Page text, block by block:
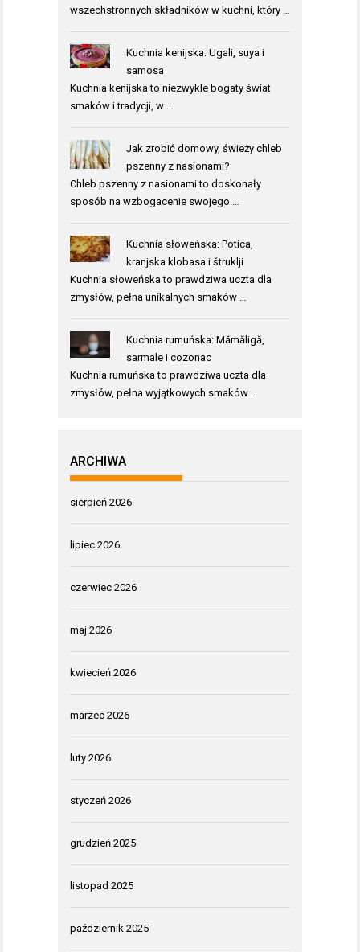
wszechstronnych składników w kuchni, który …
Kuchnia kenijska: Ugali, suya i
samosa
Kuchnia kenijska to niezwykle bogaty świat
smaków i tradycji, w …
Jak zrobić domowy, świeży chleb
pszenny z nasionami?
Chleb pszenny z nasionami to doskonały
sposób na wzbogacenie swojego …
Kuchnia słoweńska: Potica,
kranjska klobasa i štruklji
Kuchnia słoweńska to prawdziwa uczta dla
zmysłów, pełna unikalnych smaków …
Kuchnia rumuńska: Mămăligă,
sarmale i cozonac
Kuchnia rumuńska to prawdziwa uczta dla
zmysłów, pełna wyjątkowych smaków …
ARCHIWA
sierpień 2026
lipiec 2026
czerwiec 2026
maj 2026
kwiecień 2026
marzec 2026
luty 2026
styczeń 2026
grudzień 2025
listopad 2025
październik 2025